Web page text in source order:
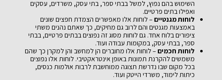
השימוש בהם נפוץ, למשל בבתי ספר, בתי עסק, משרדים, עסקים
ואפילו בתים פרטיים.
לוחות מגנטיים– לוחות אלו מאפשרים הצמדת חפצים שונים
באמצעות מגנטים והם לרוב גם מחיקים, כך שאתם נהנים משתי
ציפורים בלוח אחד. גם לוחות מסוג זה נפוצים בבתים פרטיים, בבתי
ספר, בבתי עסק, במקומות עבודה ועוד.
לוחות חכמים– לוחות אלו מחוברים הן למחשב והן למקרן כך שהם
משמשים להקרנת תמונות באופן אינטראקטיבי. לוחות אלו נפוצים
בכל מקום שבו נדרשת תצוגה ממוחשבת לרבות אולמות כנסים,
כיתות לימוד, משרדי הייטק ועוד.